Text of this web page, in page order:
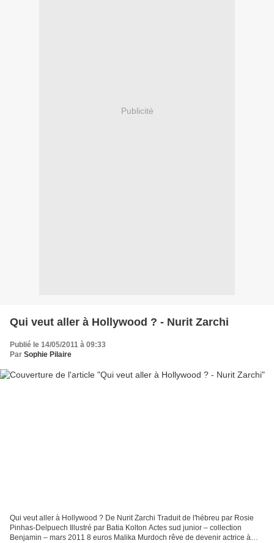
Publicité
Qui veut aller à Hollywood ? - Nurit Zarchi
Publié le 14/05/2011 à 09:33
Par Sophie Pilaire
Qui veut aller à Hollywood ? De Nurit Zarchi Traduit de l'hébreu par Rosie
Pinhas-Delpuech Illustré par Batia Kolton Actes sud junior – collection
Benjamin – mars 2011 8 euros Malika Murdoch rêve de devenir actrice à